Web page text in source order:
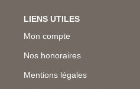
LIENS UTILES
Mon compte
Nos honoraires
Mentions légales